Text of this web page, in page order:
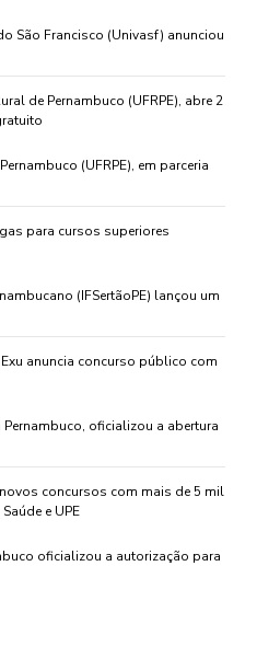
São Francisco (Univasf) anunciou
de Pernambuco (UFRPE), abre 2
(UFRPE), em parceria
para cursos superiores
(IFSertãoPE) lançou um
anuncia concurso público com
Pernambuco, oficializou a abertura
concursos com mais de 5 mil
e UPE
oficializou a autorização para